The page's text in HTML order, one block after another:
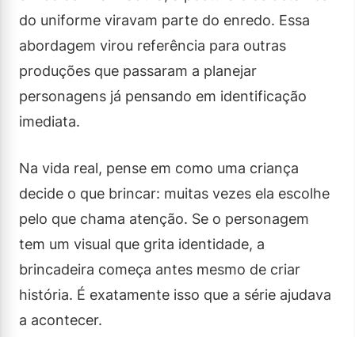
do uniforme viravam parte do enredo. Essa
abordagem virou referência para outras
produções que passaram a planejar
personagens já pensando em identificação
imediata.
Na vida real, pense em como uma criança
decide o que brincar: muitas vezes ela escolhe
pelo que chama atenção. Se o personagem
tem um visual que grita identidade, a
brincadeira começa antes mesmo de criar
história. É exatamente isso que a série ajudava
a acontecer.